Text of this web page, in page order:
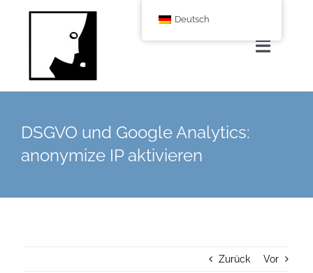
DSGVO und Google Analytics:
anonymize IP aktivieren
Zurück Vor
Deutsch